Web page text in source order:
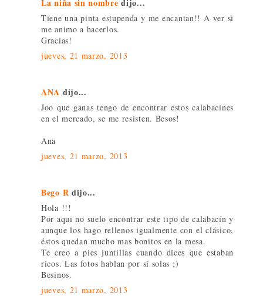
La niña sin nombre dijo...
Tiene una pinta estupenda y me encantan!! A ver si
me animo a hacerlos.
Gracias!
jueves, 21 marzo, 2013
ANA dijo...
Joo que ganas tengo de encontrar estos calabacines
en el mercado, se me resisten. Besos!
Ana
jueves, 21 marzo, 2013
Bego R dijo...
Hola !!!
Por aqui no suelo encontrar este tipo de calabacín y
aunque los hago rellenos igualmente con el clásico,
éstos quedan mucho mas bonitos en la mesa.
Te creo a pies juntillas cuando dices que estaban
ricos. Las fotos hablan por sí solas ;)
Besinos.
jueves, 21 marzo, 2013